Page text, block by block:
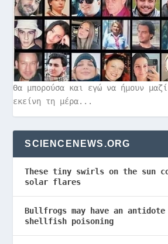
Θα μπορούσα και εγώ να ήμουν
εκείνη τη μέρα...
SCIENCENEWS.ORG
These tiny swirls on the sun
solar flares
Bullfrogs may have an
shellfish poisoning